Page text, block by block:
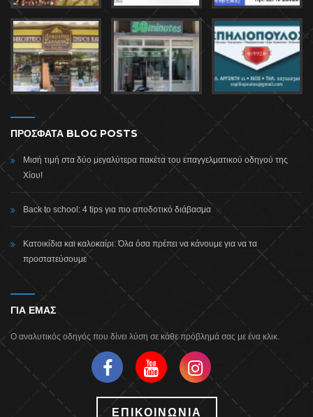
ΠΡΟΣΦΑΤΑ BLOG POSTS
Μισή τιμή στα δύο μεγαλύτερα πακέτα του επαγγελματικού οδηγού της
Χίου!
Back to school: 4 tips για πιο αποδοτικό διάβασμα
Κατοικίδια και καλοκαίρι: Όλα όσα πρέπει να κάνουμε για να τα
προστατεύσουμε
ΓΙΑ ΕΜΑΣ
Ο αναλυτικός οδηγός που δίνει λύση σε κάθε πρόβλημά σας με ένα κλικ.
ΕΠΙΚΟΙΝΩΝΙΑ